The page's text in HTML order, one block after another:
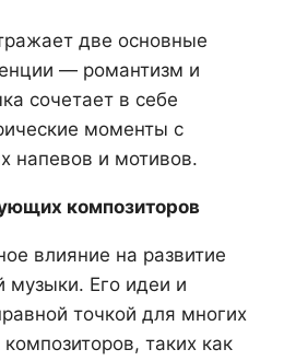
две основные
— романтизм и
сочетает в себе
моменты с
напевов и мотивов.
композиторов
влияние на развитие
музыки. Его идеи и
точкой для многих
таких как